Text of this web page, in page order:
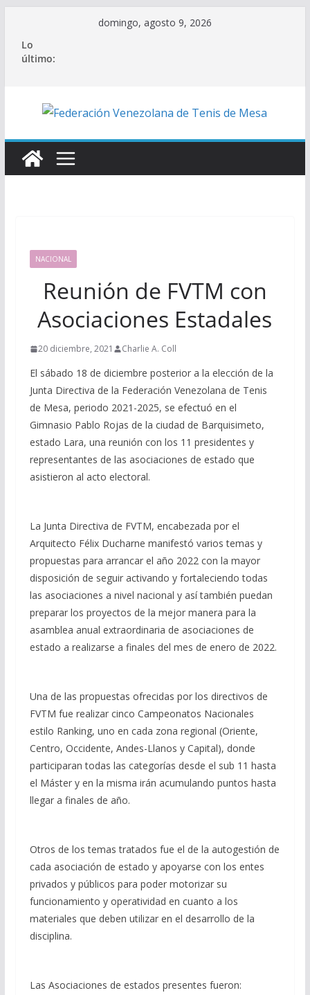
contenido
domingo, agosto 9, 2026
Lo
último:
NACIONAL
Reunión de FVTM con
Asociaciones Estadales
20 diciembre, 2021 Charlie A. Coll
El sábado 18 de diciembre posterior a la elección de la
Junta Directiva de la Federación Venezolana de Tenis
de Mesa, periodo 2021-2025, se efectuó en el
Gimnasio Pablo Rojas de la ciudad de Barquisimeto,
estado Lara, una reunión con los 11 presidentes y
representantes de las asociaciones de estado que
asistieron al acto electoral.
La Junta Directiva de FVTM, encabezada por el
Arquitecto Félix Ducharne manifestó varios temas y
propuestas para arrancar el año 2022 con la mayor
disposición de seguir activando y fortaleciendo todas
las asociaciones a nivel nacional y así también puedan
preparar los proyectos de la mejor manera para la
asamblea anual extraordinaria de asociaciones de
estado a realizarse a finales del mes de enero de 2022.
Una de las propuestas ofrecidas por los directivos de
FVTM fue realizar cinco Campeonatos Nacionales
estilo Ranking, uno en cada zona regional (Oriente,
Centro, Occidente, Andes-Llanos y Capital), donde
participaran todas las categorías desde el sub 11 hasta
el Máster y en la misma irán acumulando puntos hasta
llegar a finales de año.
Otros de los temas tratados fue el de la autogestión de
cada asociación de estado y apoyarse con los entes
privados y públicos para poder motorizar su
funcionamiento y operatividad en cuanto a los
materiales que deben utilizar en el desarrollo de la
disciplina.
Las Asociaciones de estados presentes fueron: